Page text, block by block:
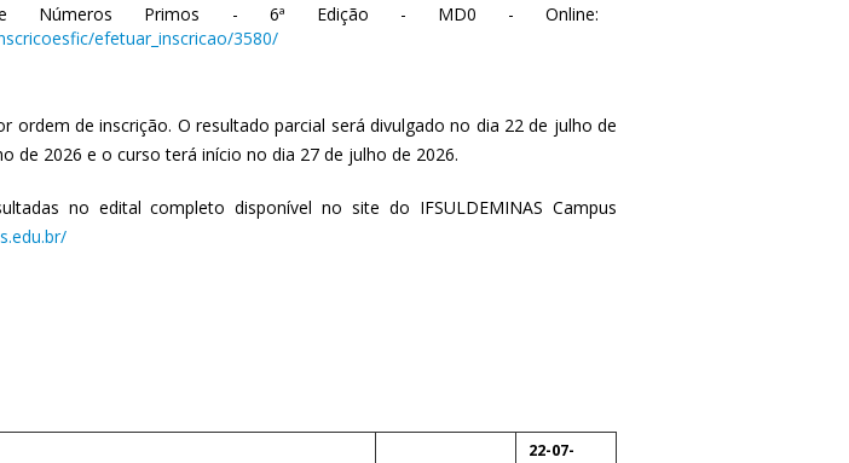
Números Primos - 6ª Edição - MD0 - Online:
efetuar_inscricao/3580/
ordem de inscrição. O resultado parcial será divulgado no dia 22 de julho de
de 2026 e o curso terá início no dia 27 de julho de 2026.
no edital completo disponível no site do IFSULDEMINAS Campus
22-07-